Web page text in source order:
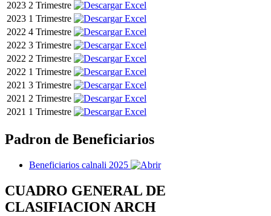
2023 2 Trimestre
2023 1 Trimestre
2022 4 Trimestre
2022 3 Trimestre
2022 2 Trimestre
2022 1 Trimestre
2021 3 Trimestre
2021 2 Trimestre
2021 1 Trimestre
Padron de Beneficiarios
Beneficiarios calnali 2025
CUADRO GENERAL DE
CLASIFIACION ARCH